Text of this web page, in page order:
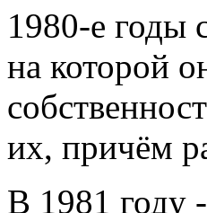
1980-е годы
на которой
их, причём
В 1981 году